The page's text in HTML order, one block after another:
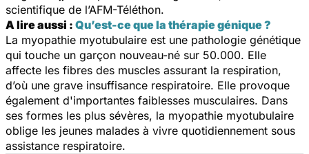
scientifique de l’AFM-Téléthon.
A lire aussi : Qu’est-ce que la thérapie génique ?
La myopathie myotubulaire est une pathologie génétique
qui touche un garçon nouveau-né sur 50.000. Elle
affecte les fibres des muscles assurant la respiration,
d’où une grave insuffisance respiratoire. Elle provoque
également d'importantes faiblesses musculaires. Dans
ses formes les plus sévères, la myopathie myotubulaire
oblige les jeunes malades à vivre quotidiennement sous
assistance respiratoire.